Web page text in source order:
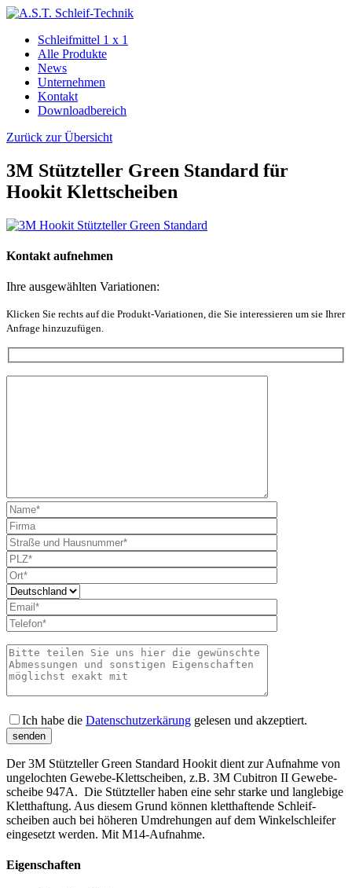
Schleifmittel 1 x 1
Alle Produkte
News
Unternehmen
Kontakt
Downloadbereich
Zurück zur Übersicht
3M Stützteller Green Standard für
Hookit Klettscheiben
Kontakt aufnehmen
Ihre ausgewählten Variationen:
Klicken Sie rechts auf die Produkt-Variationen, die Sie interessieren um sie Ihrer
Anfrage hinzuzufügen.
Ich habe die Datenschutzerkärung gelesen und akzeptiert.
Der 3M Stützteller Green Standard Hookit dient zur Auf­nahme von
unge­loch­ten Gewebe-Klett­scheiben, z.B. 3M Cubitron II Gewebe­
scheibe 947A. Die Stützteller haben eine sehr starke und langlebige
Klett­haftung. Aus diesem Grund können klett­haftende Schleif­
scheiben auch bei höheren Umdre­hungen auf dem Winkel­schleifer
einge­setzt werden. Mit M14-Aufnahme.
Eigenschaften